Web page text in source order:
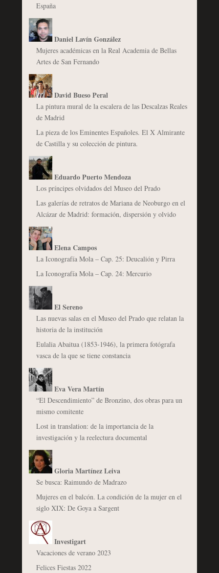
España
Daniel Lavín González
Mujeres académicas en la Real Academia de Bellas
Artes de San Fernando
David Bueso Peral
La pintura mural de la escalera de las Descalzas Reales
de Madrid
La pieza de los Eminentes Españoles. El X Almirante
de Castilla y su colección de pintura.
Eduardo Puerto Mendoza
Los príncipes olvidados del Museo del Prado
Las galerías de retratos de Mariana de Neoburgo en el
Alcázar de Madrid: formación, dispersión y olvido
Elena Campos
La Iconografía Mola – Cap. 25: Deucalión y Pirra
La Iconografía Mola – Cap. 24: Mercurio
El Sereno
Las nuevas salas en el Museo del Prado que relatan la
historia de la institución
Eulalia Abaitua (1853-1946), la primera fotógrafa
vasca de la que se tiene constancia
Eva Vera Martín
“El Descendimiento” de Bronzino, dos obras para un
mismo comitente
Lost in translation: de la importancia de la
investigación y la reelectura documental
Gloria Martínez Leiva
Se busca: Raimundo de Madrazo
Mujeres en el balcón. La condición de la mujer en el
siglo XIX: De Goya a Sargent
Investigart
Vacaciones de verano 2023
Felices Fiestas 2022